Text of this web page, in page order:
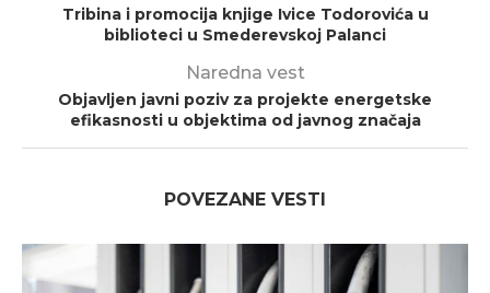
Tribina i promocija knjige Ivice Todorovića u
biblioteci u Smederevskoj Palanci
Naredna vest
Objavljen javni poziv za projekte energetske
efikasnosti u objektima od javnog značaja
POVEZANE VESTI